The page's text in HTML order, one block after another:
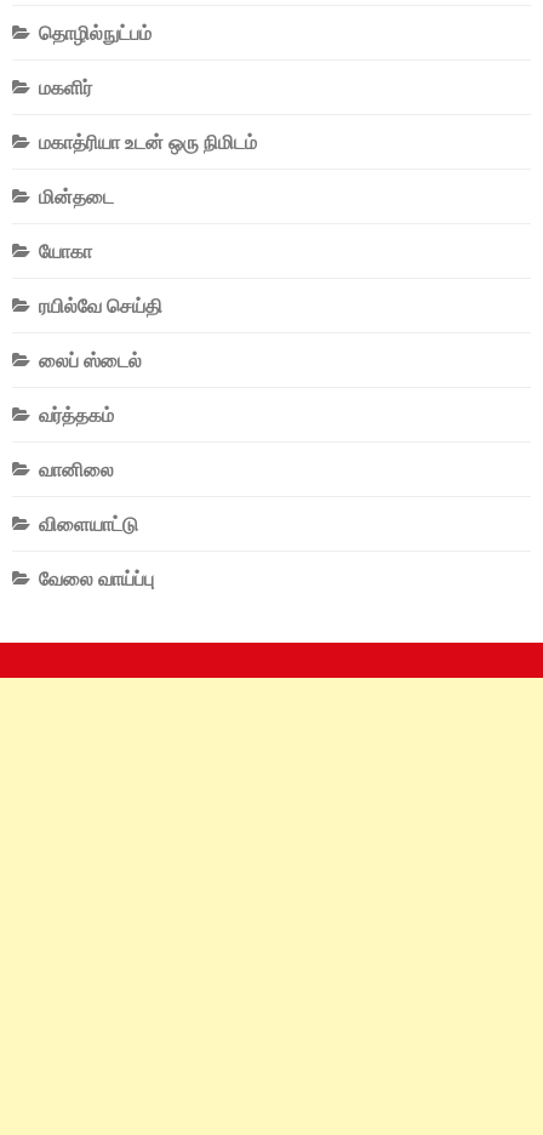
தொழில்நுட்பம்
மகளிர்
மகாத்ரியா உடன் ஒரு நிமிடம்
மின்தடை
யோகா
ரயில்வே செய்தி
லைப் ஸ்டைல்
வர்த்தகம்
வானிலை
விளையாட்டு
வேலை வாய்ப்பு